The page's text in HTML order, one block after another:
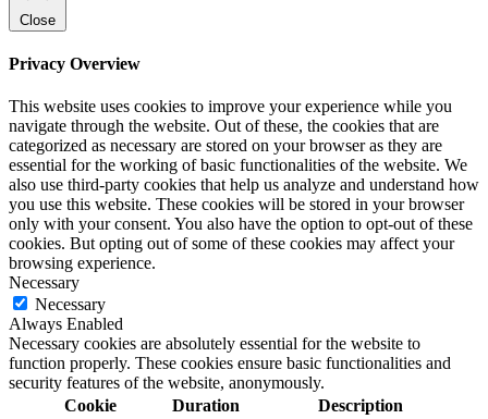
Close
Privacy Overview
This website uses cookies to improve your experience while you
navigate through the website. Out of these, the cookies that are
categorized as necessary are stored on your browser as they are
essential for the working of basic functionalities of the website. We
also use third-party cookies that help us analyze and understand how
you use this website. These cookies will be stored in your browser
only with your consent. You also have the option to opt-out of these
cookies. But opting out of some of these cookies may affect your
browsing experience.
Necessary
Necessary
Always Enabled
Necessary cookies are absolutely essential for the website to
function properly. These cookies ensure basic functionalities and
security features of the website, anonymously.
Cookie
Duration Description